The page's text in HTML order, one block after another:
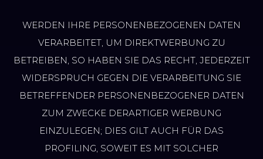
WERDEN IHRE PERSONENBEZOGENEN DATEN
VERARBEITET, UM DIREKTWERBUNG ZU
BETREIBEN, SO HABEN SIE DAS RECHT, JEDERZEIT
WIDERSPRUCH GEGEN DIE VERARBEITUNG SIE
BETREFFENDER PERSONENBEZOGENER DATEN
ZUM ZWECKE DERARTIGER WERBUNG
EINZULEGEN; DIES GILT AUCH FÜR DAS
PROFILING, SOWEIT ES MIT SOLCHER